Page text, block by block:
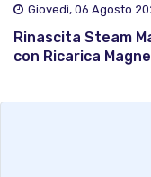
Giovedì, 06 Agosto
Rinascita Steam
con Ricarica